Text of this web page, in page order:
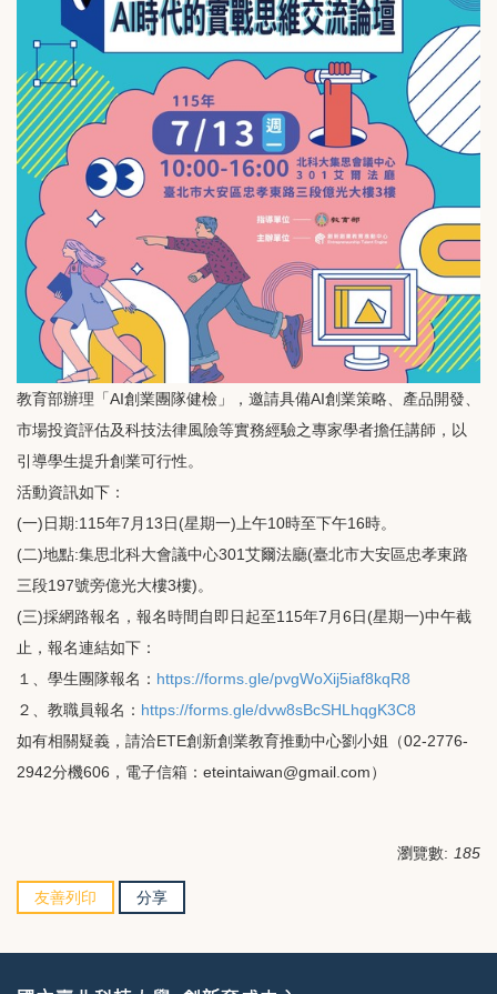
教育部辦理「AI創業團隊健檢」，邀請具備AI創業策略、產品開發、
市場投資評估及科技法律風險等實務經驗之專家學者擔任講師，以
引導學生提升創業可行性。
活動資訊如下：
(一)日期:115年7月13日(星期一)上午10時至下午16時。
(二)地點:集思北科大會議中心301艾爾法廳(臺北市大安區忠孝東路
三段197號旁億光大樓3樓)。
(三)採網路報名，報名時間自即日起至115年7月6日(星期一)中午截
止，報名連結如下：
１、學生團隊報名： https://forms.gle/pvgWoXij5iaf8kqR8
２、教職員報名： https://forms.gle/dvw8sBcSHLhqgK3C8
如有相關疑義，請洽ETE創新創業教育推動中心劉小姐（02-2776-
2942分機606，電子信箱：eteintaiwan@gmail.com）
瀏覽數: 185
友善列印 分享